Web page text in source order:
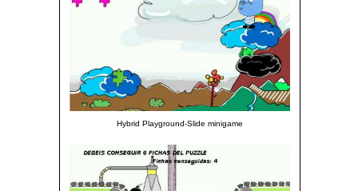
Hybrid Playground-Slide minigame